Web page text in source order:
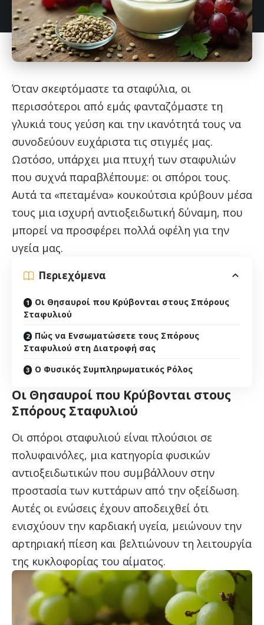
Όταν σκεφτόμαστε τα σταφύλια, οι
περισσότεροι από εμάς φανταζόμαστε τη
γλυκιά τους γεύση και την ικανότητά τους να
συνοδεύουν ευχάριστα τις στιγμές μας.
Ωστόσο, υπάρχει μια πτυχή των σταφυλιών
που συχνά παραβλέπουμε: οι σπόροι τους.
Αυτά τα «πεταμένα» κουκούτσια κρύβουν μέσα
τους μια ισχυρή αντιοξειδωτική δύναμη, που
μπορεί να προσφέρει πολλά οφέλη για την
υγεία μας.
Περιεχόμενα
Οι Θησαυροί που Κρύβονται στους Σπόρους
Σταφυλιού
Πώς να Ενσωματώσετε τους Σπόρους
Σταφυλιού στη Διατροφή σας
Ο Φυσικός Συμπληρωματικός Ρόλος
Οι Θησαυροί που Κρύβονται στους
Σπόρους Σταφυλιού
Οι σπόροι σταφυλιού είναι πλούσιοι σε
πολυφαινόλες, μια κατηγορία φυσικών
αντιοξειδωτικών που συμβάλλουν στην
προστασία των κυττάρων από την οξείδωση.
Αυτές οι ενώσεις έχουν αποδειχθεί ότι
ενισχύουν την καρδιακή υγεία, μειώνουν την
αρτηριακή πίεση και βελτιώνουν τη λειτουργία
της κυκλοφορίας του αίματος.